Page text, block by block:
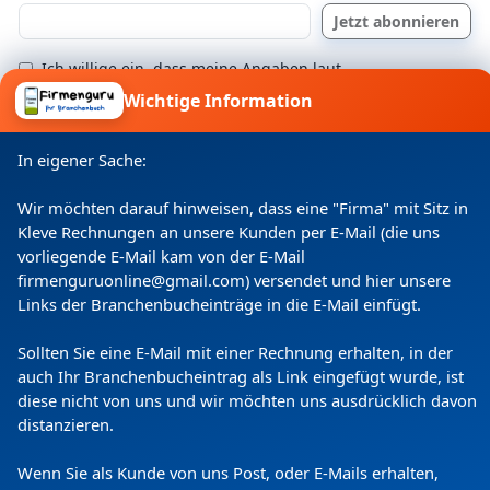
überzeugen will, muss sich einfach nur
telefonisch oder schriftlich mit dem
Unternehmen in Verbindung setzen. Das gilt
natürlich nicht nur für die Menschen, die direkt
in Welzow leben, sondern auch für die
es keine Rolle, ob die Installations-, Wartungs-
oder Reparaturarbeiten in einem privaten
Gebäude oder einem gewerblichen Objekt
ausgeführt werden sollen. Auch öffentlichen
steht Jürgen Gebauer mit seinem geballten
Fachwissen und seiner Erfahrung gerne zur
Verfügung. In diesem Zusammenhang sollte
auch nicht unerwähnt bleiben, dass zur
Ich willige ein, dass meine Angaben laut
Datenschutzerklärung zweckgebunden verarbeitet
werden.
Copyright (c) 2024 by Firmenguru Ltd | alle Rechte
vorbehalten
Donnerstag der 06. August | Seite generiert in
Wichtige Information
In eigener Sache:
Wir möchten darauf hinweisen, dass eine "Firma" mit Sitz in
Kleve Rechnungen an unsere Kunden per E-Mail (die uns
vorliegende E-Mail kam von der E-Mail
firmenguruonline@gmail.com) versendet und hier unsere
Links der Branchenbucheinträge in die E-Mail einfügt.
Sollten Sie eine E-Mail mit einer Rechnung erhalten, in der
auch Ihr Branchenbucheintrag als Link eingefügt wurde, ist
diese nicht von uns und wir möchten uns ausdrücklich davon
distanzieren.
Wenn Sie als Kunde von uns Post, oder E-Mails erhalten,